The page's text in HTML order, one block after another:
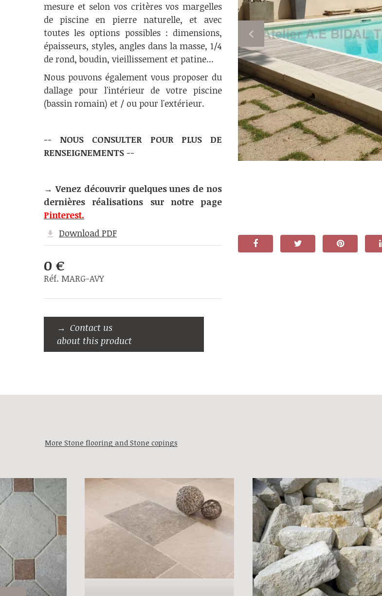
mesure et selon vos critères vos margelles
de piscine en pierre naturelle, et avec
toutes les options possibles : dimensions,
épaisseurs, styles, angles dans la masse, 1/4
de rond, boudin, vieillissement et patine...
Nous pouvons également vous proposer du
dallage pour l'intérieur de votre piscine
(bassin romain) et / ou pour l'extérieur.
-- NOUS CONSULTER POUR PLUS DE
RENSEIGNEMENTS --
→Venez découvrir quelques unes de nos
dernières réalisations sur notre page
Pinterest.
Download PDF
0 €
Réf. MARG-AVY
Contact us
about this product
More Stone flooring and Stone copings